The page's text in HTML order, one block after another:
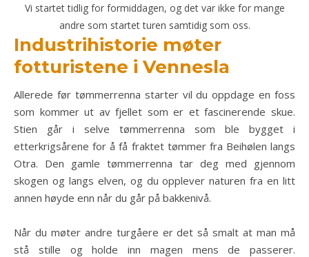
Vi startet tidlig for formiddagen, og det var ikke for mange
andre som startet turen samtidig som oss.
Industrihistorie møter
fotturistene i Vennesla
Allerede før tømmerrenna starter vil du oppdage en foss
som kommer ut av fjellet som er et fascinerende skue.
Stien går i selve tømmerrenna som ble bygget i
etterkrigsårene for å få fraktet tømmer fra Beihølen langs
Otra. Den gamle tømmerrenna tar deg med gjennom
skogen og langs elven, og du opplever naturen fra en litt
annen høyde enn når du går på bakkenivå.
Når du møter andre turgåere er det så smalt at man må
stå stille og holde inn magen mens de passerer.